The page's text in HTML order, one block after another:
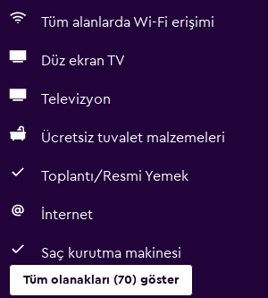
Tüm alanlarda Wi-Fi erişimi
Düz ekran TV
Televizyon
Ücretsiz tuvalet malzemeleri
Toplantı/Resmi Yemek
İnternet
Saç kurutma makinesi
Tüm olanakları (70) göster